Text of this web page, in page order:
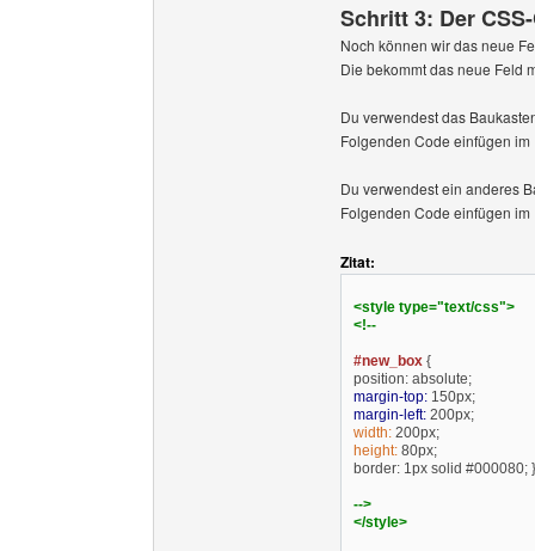
Schritt 3: Der
Noch können wir das neue
Die bekommt das neue Feld
Du verwendest das
Folgenden Code einfügen im
Du verwendest ein anderes
Folgenden Code einfügen im
Zitat:
<style type="text/css">
<!--
#new_box {
position: absolute;
margin-top: 150px;
margin-left: 200px;
width: 200px;
height: 80px;
border: 1px solid #000080; }
-->
</style>